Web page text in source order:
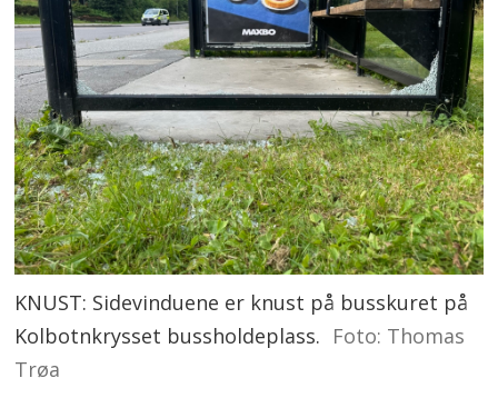
KNUST: Sidevinduene er knust på busskuret på
Kolbotnkrysset bussholdeplass. Foto: Thomas
Trøa